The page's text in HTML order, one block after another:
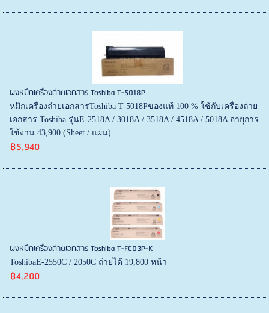
ผงหมึกเครื่องถ่ายเอกสาร Toshiba T-5018P
หมึกเครื่องถ่ายเอกสารToshiba T-5018Pของแท้ 100 % ใช้กับเครื่องถ่าย
เอกสาร Toshiba รุ่นE-2518A / 3018A / 3518A / 4518A / 5018A อายุการ
ใช้งาน 43,900 (Sheet / แผ่น)
฿5,940
ผงหมึกเครื่องถ่ายเอกสาร Toshiba T-FC03P-K
ToshibaE-2550C / 2050C ถ่ายได้ 19,800 หน้า
฿4,200